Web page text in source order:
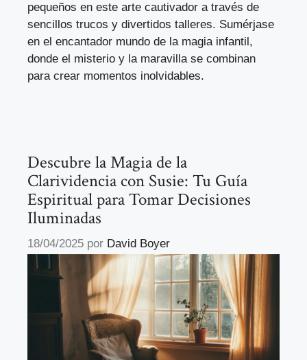
pequeños en este arte cautivador a través de
sencillos trucos y divertidos talleres. Sumérjase
en el encantador mundo de la magia infantil,
donde el misterio y la maravilla se combinan
para crear momentos inolvidables.
Descubre la Magia de la
Clarividencia con Susie: Tu Guía
Espiritual para Tomar Decisiones
Iluminadas
18/04/2025 por David Boyer